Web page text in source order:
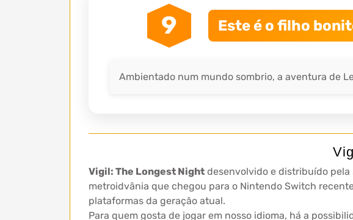
9 Este é o filho
Ambientado num mundo sombrio, a aventura de
Vigil: The Longest Night desenvolvido e distribuído
metroidvânia que chegou para o Nintendo Switch
plataformas da geração atual.
Para quem gosta de jogar em nosso idioma, há a